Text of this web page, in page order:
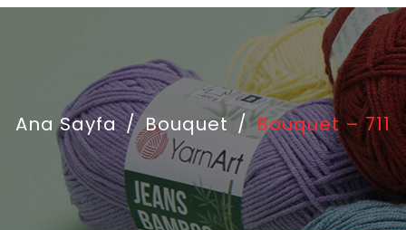
Ana Sayfa / Bouquet / Bouquet – 711